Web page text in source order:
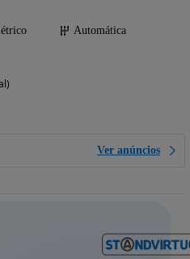
Automática
Ver anúncios